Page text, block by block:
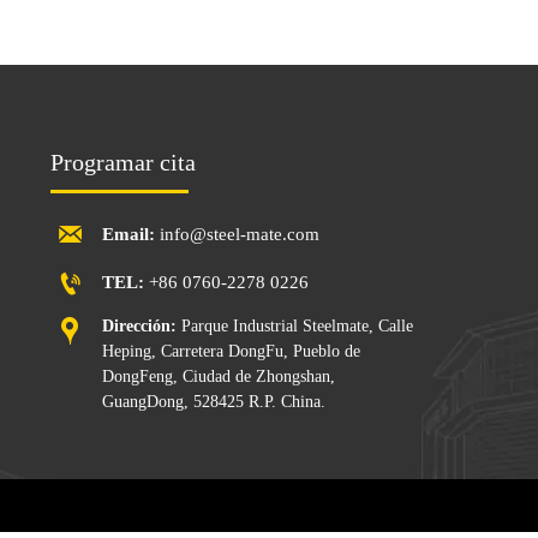
Programar cita
 Email: info@steel-mate.com
 TEL: +86 0760-2278 0226
 Dirección: Parque Industrial Steelmate, Calle
Heping, Carretera DongFu, Pueblo de
DongFeng, Ciudad de Zhongshan,
GuangDong, 528425 R.P. China.